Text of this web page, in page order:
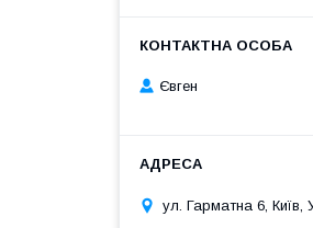
Євген
ул. Гарматна 6, Київ,